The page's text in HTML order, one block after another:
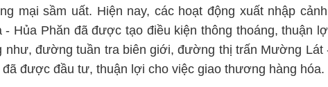
mại sầm uất. Hiện nay, các hoạt động xuất nhập
Hủa Phăn đã được tạo điều kiện thông thoáng, thuận
như, đường tuần tra biên giới, đường thị trấn Mường Lát
được đầu tư, thuận lợi cho việc giao thương hàng hóa.